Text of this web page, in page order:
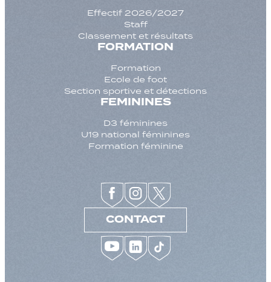
Effectif 2026/2027
Staff
Classement et résultats
FORMATION
Formation
Ecole de foot
Section sportive et détections
FEMININES
D3 féminines
U19 national féminines
Formation féminine
CONTACT